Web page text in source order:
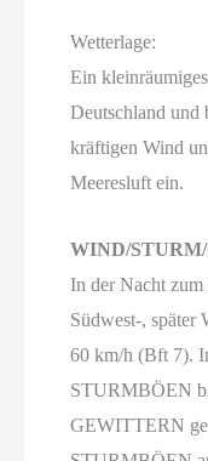
Wetterlage:
Ein
Deutschland und
kräftigen Wind
Meeresluft ein.
WIND/
In der Nacht zum
Südwest-,
60 km/h (Bft 7).
STURMBÖEN
GEWITTERN